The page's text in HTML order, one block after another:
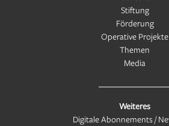
Stiftung
Förderung
Operative Projekte
Themen
Media
Weiteres
Digitale Abonnements /